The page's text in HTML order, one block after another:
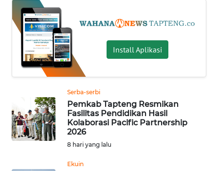
Install Aplikasi
Serba-serbi
Pemkab Tapteng Resmikan
Fasilitas Pendidikan Hasil
Kolaborasi Pacific Partnership
2026
8 hari yang lalu
Ekuin
KHAS
NUSANTARA
SERBA-
SERBI
OPINI
Informasi